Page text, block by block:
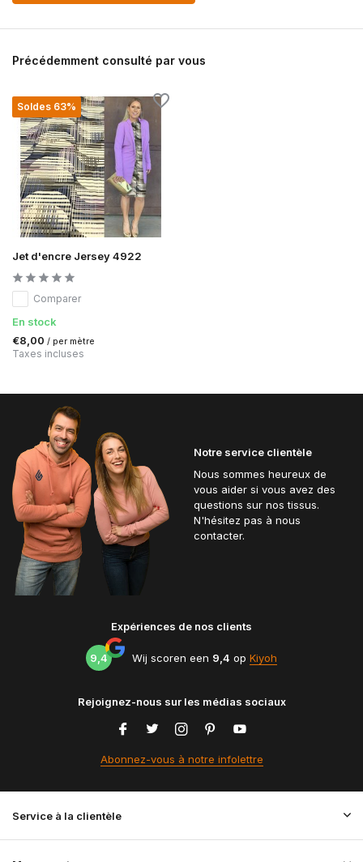
Précédemment consulté par vous
Soldes 63%
Jet d'encre Jersey 4922
Comparer
En stock
€8,00 / per mètre
Taxes incluses
Notre service clientèle
Nous sommes heureux de
vous aider si vous avez des
questions sur nos tissus.
N'hésitez pas à nous
contacter.
Expériences de nos clients
9,4 Wij scoren een 9,4 op Kiyoh
Rejoignez-nous sur les médias sociaux
Abonnez-vous à notre infolettre
Service à la clientèle